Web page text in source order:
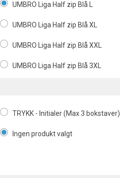
UMBRO Liga Half zip Blå L
UMBRO Liga Half zip Blå XL
UMBRO Liga Half zip Blå XXL
UMBRO Liga Half zip Blå 3XL
TRYKK - Initialer (Max 3 bokstaver)
Ingen produkt valgt